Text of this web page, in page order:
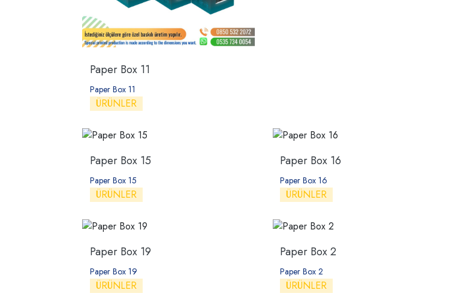
Paper Box 11
Paper Box 11
ÜRÜNLER
Paper Box 15
Paper Box 15
ÜRÜNLER
Paper Box 16
Paper Box 16
ÜRÜNLER
Paper Box 19
Paper Box 19
ÜRÜNLER
Paper Box 2
Paper Box 2
ÜRÜNLER